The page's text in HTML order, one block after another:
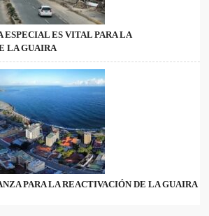
ESPECIAL ES VITAL PARA LA
LA GUAIRA
PARA LA REACTIVACIÓN DE LA GUAIRA